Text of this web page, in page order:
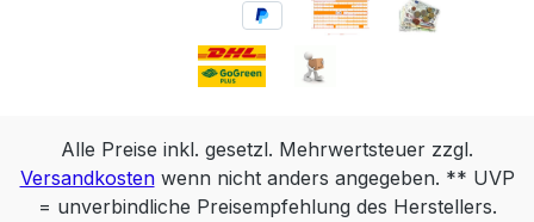
Alle Preise inkl. gesetzl. Mehrwertsteuer zzgl.
Versandkostenwenn nicht anders angegeben. ** UVP
= unverbindliche Preisempfehlung des Herstellers.